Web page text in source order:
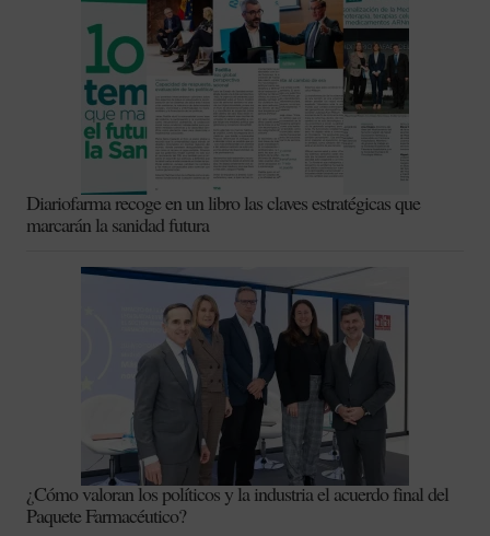
Diariofarma recoge en un libro las claves estratégicas que
marcarán la sanidad futura
¿Cómo valoran los políticos y la industria el acuerdo final del
Paquete Farmacéutico?